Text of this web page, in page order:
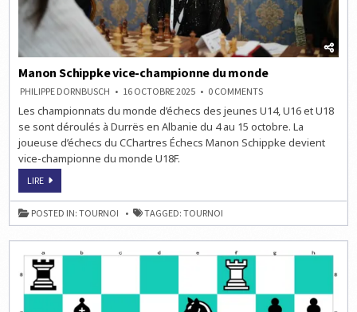
Manon Schippke vice-championne du monde
PHILIPPE DORNBUSCH 16 OCTOBRE 2025 0 COMMENTSON
SCHIPPKE
VICE-
CHAMPIONNE
DU
MONDE
Les championnats du monde d’échecs des jeunes U14, U16 et U18
se sont déroulés à Durrës en Albanie du 4 au 15 octobre. La
joueuse d’échecs du CChartres Échecs Manon Schippke devient
vice-championne du monde U18F.
LIREMANON
VICE-
CHAMPIONNE
DU
MONDE
POSTED IN:TOURNOI TAGGED:TOURNOI